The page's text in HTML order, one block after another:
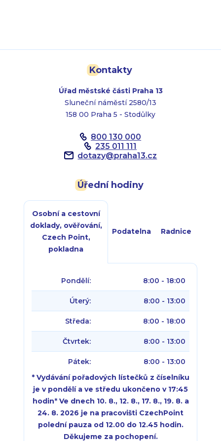
Kontakty
Úřad městské části Praha 13
Sluneční náměstí 2580/13
158 00 Praha 5 - Stodůlky
800 130 000
235 011 111
dotazy@praha13.cz
Úřední hodiny
Osobní a cestovní
doklady, ověřování,
Czech Point,
pokladna
Podatelna Radnice
Pondělí: 8:00 - 18:00
Úterý: 8:00 - 13:00
Středa: 8:00 - 18:00
Čtvrtek: 8:00 - 13:00
Pátek:
8:00 - 13:00
* Vydávání pořadových lístečků z číselníku
je v pondělí a ve středu ukončeno v 17:45
hodin* Ve dnech 10. 8., 12. 8., 17. 8., 19. 8. a
24. 8. 2026 je na pracovišti CzechPoint
polední pauza od 12.00 do 12.45 hodin.
Děkujeme za pochopení.